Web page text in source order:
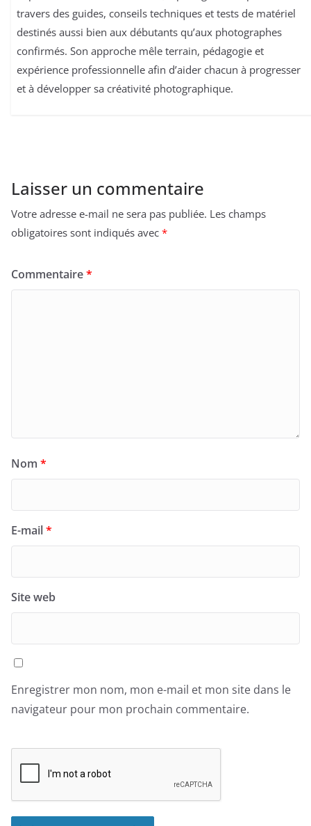
travers des guides, conseils techniques et tests de matériel
destinés aussi bien aux débutants qu’aux photographes
confirmés. Son approche mêle terrain, pédagogie et
expérience professionnelle afin d’aider chacun à progresser
et à développer sa créativité photographique.
Laisser un commentaire
Votre adresse e-mail ne sera pas publiée. Les champs
obligatoires sont indiqués avec *
Commentaire*
Nom *
E-mail*
Site web
Enregistrer mon nom, mon e-mail et mon site dans le
navigateur pour mon prochain commentaire.